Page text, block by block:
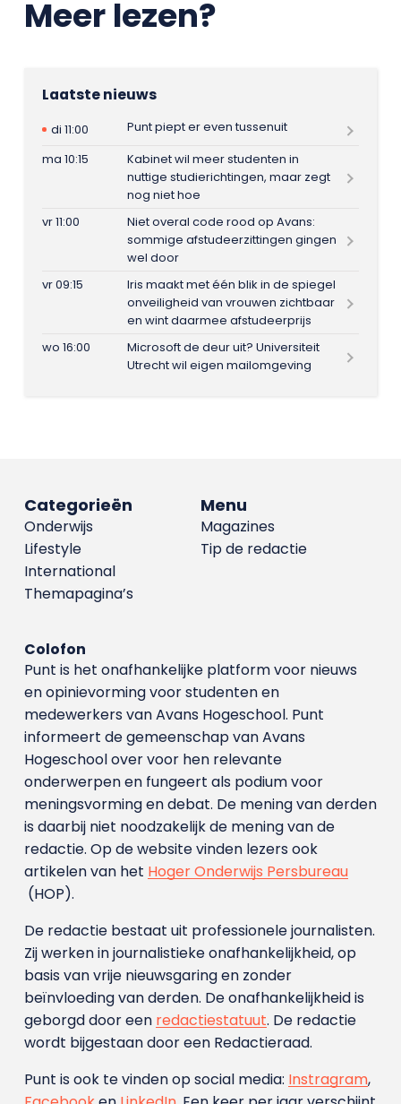
Meer lezen?
Laatste nieuws
di 11:00
Punt piept er even tussenuit
ma 10:15
Kabinet wil meer studenten in
nuttige studierichtingen, maar zegt
nog niet hoe
vr 11:00
Niet overal code rood op Avans:
sommige afstudeerzittingen gingen
wel door
vr 09:15
Iris maakt met één blik in de spiegel
onveiligheid van vrouwen zichtbaar
en wint daarmee afstudeerprijs
wo 16:00
Microsoft de deur uit? Universiteit
Utrecht wil eigen mailomgeving
Menu
Magazines
Tip de redactie
Categorieën
Onderwijs
Lifestyle
International
Themapagina’s
Colofon
Punt is het onafhankelijke platform voor nieuws
en opinievorming voor studenten en
medewerkers van Avans Hoge­school. Punt
informeert de gemeenschap van Avans
Hogeschool over voor hen relevante
onderwerpen en fungeert als podium voor
meningsvorming en debat. De mening van derden
is daarbij niet noodzakelijk de mening van de
redactie. Op de website vinden lezers ook
artikelen van het Hoger Onderwijs Persbureau
(HOP).
De redactie bestaat uit professionele journalisten.
Zij werken in journalistieke onafhankelijkheid, op
basis van vrije nieuwsgaring en zonder
beïnvloeding van derden. De onafhankelijkheid is
geborgd door een redactiestatuut. De redactie
wordt bijgestaan door een Redactieraad.
Punt is ook te vinden op social media: Instragram,